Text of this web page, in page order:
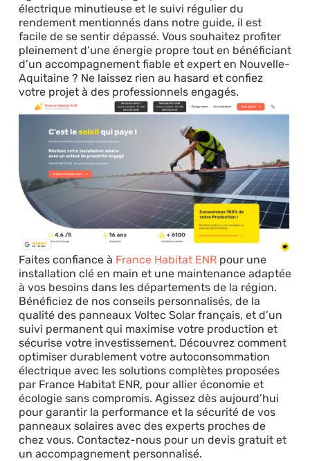
électrique minutieuse et le suivi régulier du
rendement mentionnés dans notre guide, il est
facile de se sentir dépassé. Vous souhaitez profiter
pleinement d’une énergie propre tout en bénéficiant
d’un accompagnement fiable et expert en Nouvelle-
Aquitaine ? Ne laissez rien au hasard et confiez
votre projet à des professionnels engagés.
Faites confiance à France Habitat ENRpour une
installation clé en main et une maintenance adaptée
à vos besoins dans les départements de la région.
Bénéficiez de nos conseils personnalisés, de la
qualité des panneaux Voltec Solar français, et d’un
suivi permanent qui maximise votre production et
sécurise votre investissement. Découvrez comment
optimiser durablement votre autoconsommation
électrique avec les solutions complètes proposées
par France Habitat ENR, pour allier économie et
écologie sans compromis. Agissez dès aujourd’hui
pour garantir la performance et la sécurité de vos
panneaux solaires avec des experts proches de
chez vous. Contactez-nous pour un devis gratuit et
un accompagnement personnalisé.